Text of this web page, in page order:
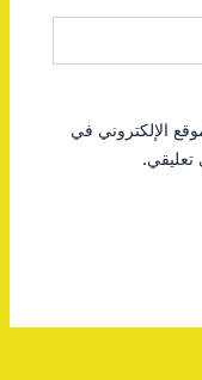
الإلكتروني في
تعليقي.